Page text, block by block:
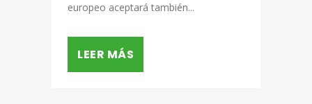
europeo aceptará también...
LEER MÁS